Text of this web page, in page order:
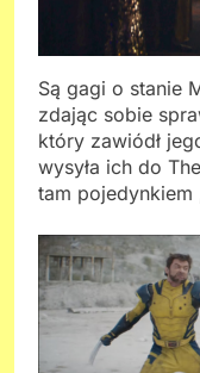
Są gagi o stanie
zdając sobie
który zawiódł
wysyła ich do
tam pojedynkiem